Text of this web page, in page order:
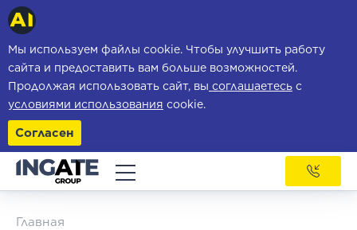
Мы используем файлы cookie. Чтобы улучшить работу
сайта и предоставить вам больше возможностей.
Продолжая использовать сайт, вы соглашаетесь с
условиями использования cookie.
Согласен
Главная